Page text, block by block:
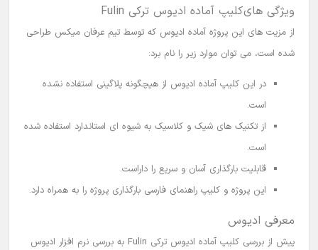
ویژگی هایکلیپ آماده ادیوس ترکی Fulin
از مزیت های این پروژه آماده ادیوس که توسط تیم عرفان میکس طراحی
شده است، می توان موارد زیر را نام برد:
در این کلیپ آماده ادیوس از هیچگونه پلاگینی استفاده نشده
است.
از تکنیک های شیک و کلاسیک به شیوه ای استاندارد استفاده شده
است.
قابلیت بارگذاری آسان و سریع را داراست.
این پروژه و کلیپ راهنمای فارسی بارگذاری پروژه را به همراه دارد.
معرفی ادیوس
پیش از بررسی کلیپ آماده ادیوس
ترکی Fulin به بررسی نرم افزار ادیوس